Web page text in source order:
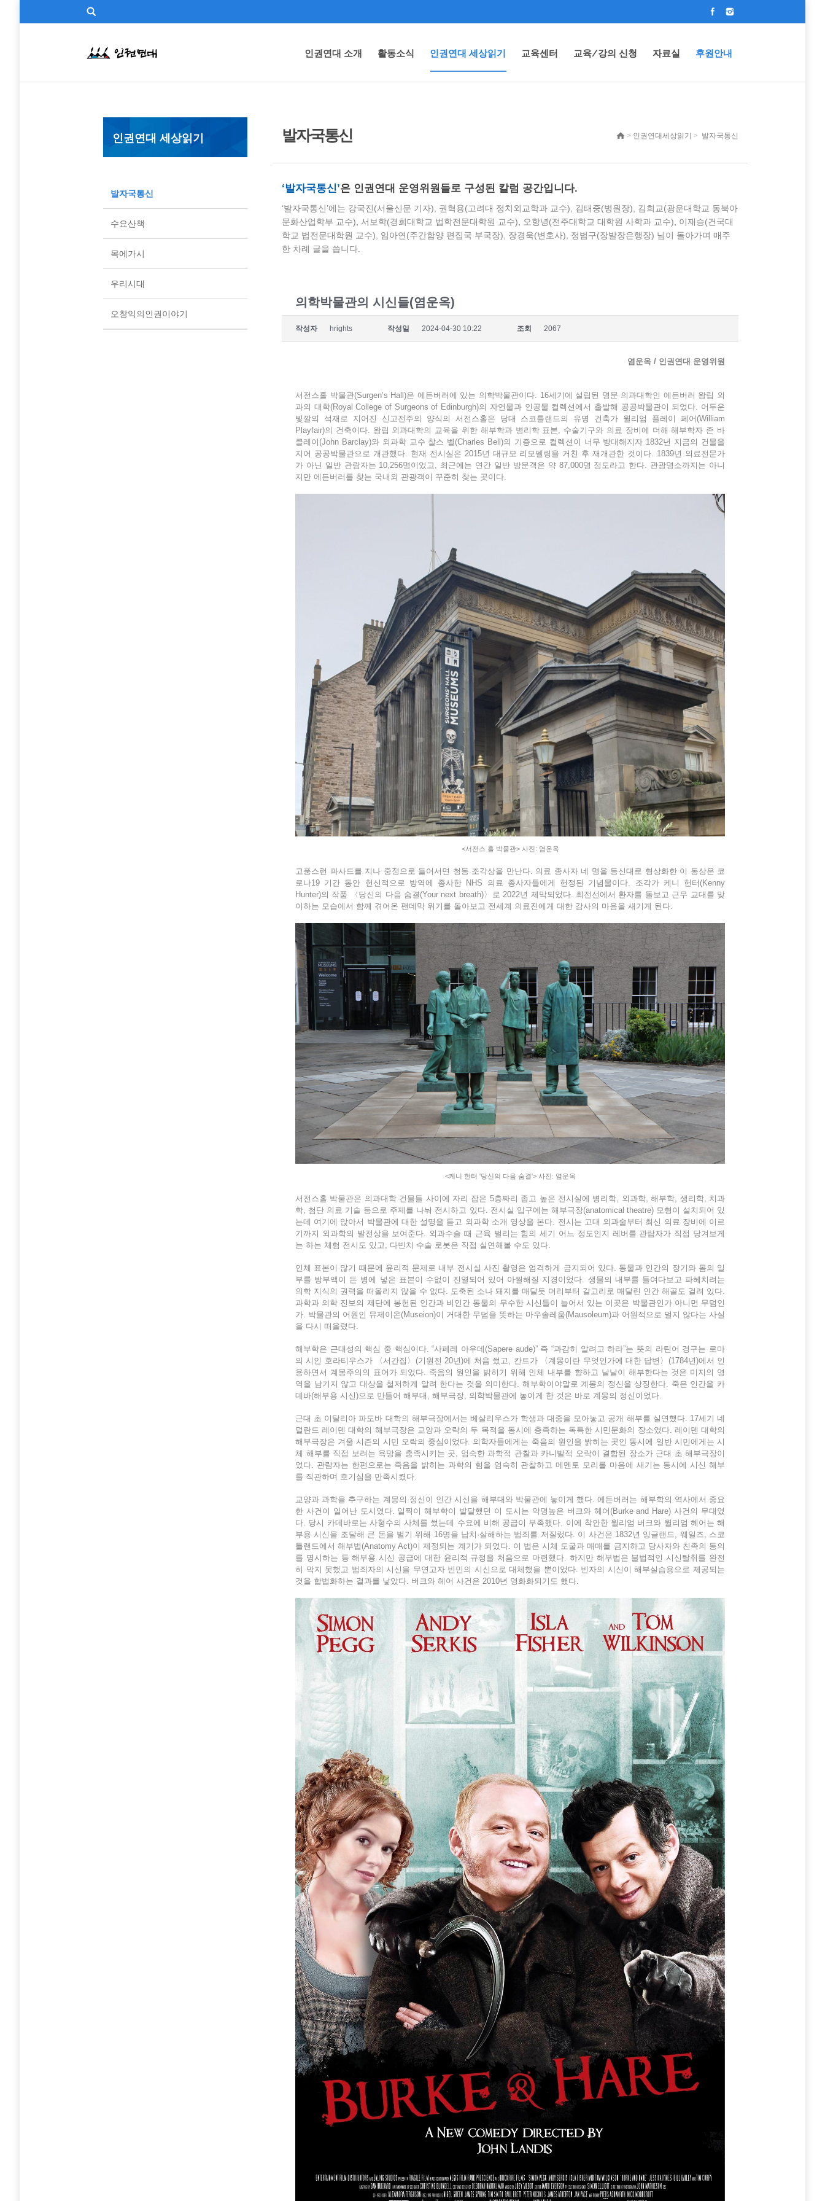
인권연대 소개 활동소식 인권연대 세상읽기 교육센터 교육/강의 신청 자료실 후원안내
인권연대 세상읽기
발자국통신
수요산책
목에가시
우리시대
오창익의인권이야기
발자국통신 > 인권연대세상읽기 > 발자국통신
‘발자국통신’은 인권연대 운영위원들로 구성된 칼럼 공간입니다.
‘발자국통신’에는 강국진(서울신문 기자), 권혁용(고려대 정치외교학과 교수), 김태중(병원장), 김희교(광운대학교 동북아
문화산업학부 교수), 서보학(경희대학교 법학전문대학원 교수), 오항녕(전주대학교 대학원 사학과 교수), 이재승(건국대
학교 법전문대학원 교수), 임아연(주간함양 편집국 부국장), 장경욱(변호사), 정범구(장발장은행장) 님이 돌아가며 매주
한 차례 글을 씁니다.
의학박물관의 시신들(염운옥)
작성자 hrights 작성일 2024-04-30 10:22 조회 2067
염운옥 / 인권연대 운영위원
서전스홀 박물관(Surgen’s Hall)은 에든버러에 있는 의학박물관이다. 16세기에 설립된 명문 의과대학인 에든버러 왕립 외
과의 대학(Royal College of Surgeons of Edinburgh)의 자연물과 인공물 컬렉션에서 출발해 공공박물관이 되었다. 어두운
빛깔의 석재로 지어진 신고전주의 양식의 서전스홀은 당대 스코틀랜드의 유명 건축가 윌리엄 플레이 페어(William
Playfair)의 건축이다. 왕립 외과대학의 교육을 위한 해부학과 병리학 표본, 수술기구와 의료 장비에 더해 해부학자 존 바
클레이(John Barclay)와 외과학 교수 찰스 벨(Charles Bell)의 기증으로 컬렉션이 너무 방대해지자 1832년 지금의 건물을
지어 공공박물관으로 개관했다. 현재 전시실은 2015년 대규모 리모델링을 거친 후 재개관한 것이다. 1839년 의료전문가
가 아닌 일반 관람자는 10,256명이었고, 최근에는 연간 일반 방문객은 약 87,000명 정도라고 한다. 관광명소까지는 아니
지만 에든버러를 찾는 국내외 관광객이 꾸준히 찾는 곳이다.
<서전스 홀 박물관> 사진: 염운옥
고풍스런 파사드를 지나 중정으로 들어서면 청동 조각상을 만난다. 의료 종사자 네 명을 등신대로 형상화한 이 동상은 코
로나19 기간 동안 헌신적으로 방역에 종사한 NHS 의료 종사자들에게 헌정된 기념물이다. 조각가 케니 헌터(Kenny
Hunter)의 작품 〈당신의 다음 숨결(Your next breath)〉로 2022년 제막되었다. 최전선에서 환자를 돌보고 근무 교대를 맞
이하는 모습에서 함께 겪어온 팬데믹 위기를 돌아보고 전세계 의료진에게 대한 감사의 마음을 새기게 된다.
<케니 헌터 '당신의 다음 숨결'> 사진: 염운옥
서전스홀 박물관은 의과대학 건물들 사이에 자리 잡은 5층짜리 좁고 높은 전시실에 병리학, 외과학, 해부학, 생리학, 치과
학, 첨단 의료 기술 등으로 주제를 나눠 전시하고 있다. 전시실 입구에는 해부극장(anatomical theatre) 모형이 설치되어 있
는데 여기에 앉아서 박물관에 대한 설명을 듣고 외과학 소개 영상을 본다. 전시는 고대 외과술부터 최신 의료 장비에 이르
기까지 외과학의 발전상을 보여준다. 외과수술 때 근육 벌리는 힘의 세기 어느 정도인지 레버를 관람자가 직접 당겨보게
는 하는 체험 전시도 있고, 다빈치 수술 로봇은 직접 실연해볼 수도 있다.
인체 표본이 많기 때문에 윤리적 문제로 내부 전시실 사진 촬영은 엄격하게 금지되어 있다. 동물과 인간의 장기와 몸의 일
부를 방부액이 든 병에 넣은 표본이 수없이 진열되어 있어 아찔해질 지경이었다. 생물의 내부를 들여다보고 파헤치려는
의학 지식의 권력을 떠올리지 않을 수 없다. 도축된 소나 돼지를 매달듯 머리부터 갈고리로 매달린 인간 해골도 걸려 있다.
과학과 의학 진보의 제단에 봉헌된 인간과 비인간 동물의 무수한 시신들이 늘어서 있는 이곳은 박물관인가 아니면 무덤인
가. 박물관의 어원인 뮤제이온(Museion)이 거대한 무덤을 뜻하는 마우솔레움(Mausoleum)과 어원적으로 멀지 않다는 사실
을 다시 떠올렸다.
해부학은 근대성의 핵심 중 핵심이다. “사페레 아우데(Sapere aude)” 즉 “과감히 알려고 하라”는 뜻의 라틴어 경구는 로마
의 시인 호라티우스가 〈서간집〉(기원전 20년)에 처음 썼고, 칸트가 〈계몽이란 무엇인가에 대한 답변〉(1784년)에서 인
용하면서 계몽주의의 표어가 되었다. 죽음의 원인을 밝히기 위해 인체 내부를 향하고 낱낱이 해부한다는 것은 미지의 영
역을 남기지 않고 대상을 철저하게 알려 한다는 것을 의미한다. 해부학이야말로 계몽의 정신을 상징한다. 죽은 인간을 카
데바(해부용 시신)으로 만들어 해부대, 해부극장, 의학박물관에 놓이게 한 것은 바로 계몽의 정신이었다.
근대 초 이탈리아 파도바 대학의 해부극장에서는 베살리우스가 학생과 대중을 모아놓고 공개 해부를 실연했다. 17세기 네
덜란드 레이덴 대학의 해부극장은 교양과 오락의 두 목적을 동시에 충족하는 독특한 시민문화의 장소였다. 레이덴 대학의
해부극장은 겨울 시즌의 시민 오락의 중심이었다. 의학자들에게는 죽음의 원인을 밝히는 곳인 동시에 일반 시민에게는 시
체 해부를 직접 보려는 욕망을 충족시키는 곳, 엄숙한 과학적 관찰과 카니발적 오락이 결합된 장소가 근대 초 해부극장이
었다. 관람자는 한편으로는 죽음을 밝히는 과학의 힘을 엄숙히 관찰하고 메멘토 모리를 마음에 새기는 동시에 시신 해부
를 직관하며 호기심을 만족시켰다.
교양과 과학을 추구하는 계몽의 정신이 인간 시신을 해부대와 박물관에 놓이게 했다. 에든버러는 해부학의 역사에서 중요
한 사건이 일어난 도시였다. 일찍이 해부학이 발달했던 이 도시는 악명높은 버크와 헤어(Burke and Hare) 사건의 무대였
다. 당시 카데바로는 사형수의 사체를 썼는데 수요에 비해 공급이 부족했다. 이에 착안한 윌리엄 버크와 윌리엄 헤어는 해
부용 시신을 조달해 큰 돈을 벌기 위해 16명을 납치·살해하는 범죄를 저질렀다. 이 사건은 1832년 잉글랜드, 웨일즈, 스코
틀랜드에서 해부법(Anatomy Act)이 제정되는 계기가 되었다. 이 법은 시체 도굴과 매매를 금지하고 당사자와 친족의 동의
를 명시하는 등 해부용 시신 공급에 대한 윤리적 규정을 처음으로 마련했다. 하지만 해부법은 불법적인 시신탈취를 완전
히 막지 못했고 범죄자의 시신을 무연고자 빈민의 시신으로 대체했을 뿐이었다. 빈자의 시신이 해부실습용으로 제공되는
것을 합법화하는 결과를 낳았다. 버크와 헤어 사건은 2010년 영화화되기도 했다.